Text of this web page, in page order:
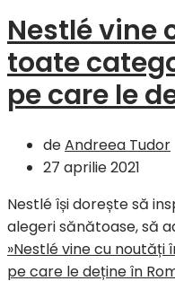
Nestlé vine
toate
pe care le
deAndreea Tudor
27 aprilie 2021
Nestlé își dorește să
alegeri sănătoase, să
»Nestlé vine cu noutăți
pe care le deține în